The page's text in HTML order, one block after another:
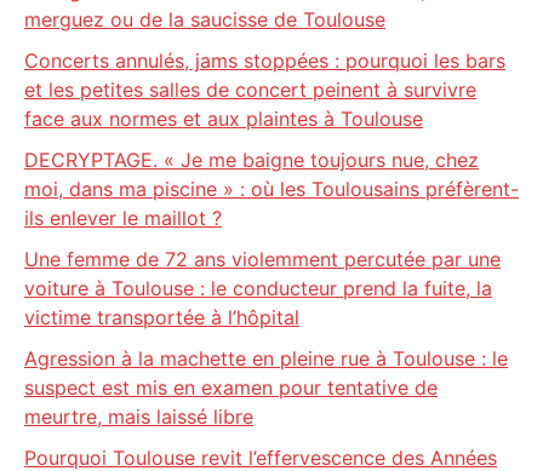
merguez ou de la saucisse de Toulouse
Concerts annulés, jams stoppées : pourquoi les bars
et les petites salles de concert peinent à survivre
face aux normes et aux plaintes à Toulouse
DECRYPTAGE. « Je me baigne toujours nue, chez
moi, dans ma piscine » : où les Toulousains préfèrent-
ils enlever le maillot ?
Une femme de 72 ans violemment percutée par une
voiture à Toulouse : le conducteur prend la fuite, la
victime transportée à l’hôpital
Agression à la machette en pleine rue à Toulouse : le
suspect est mis en examen pour tentative de
meurtre, mais laissé libre
Pourquoi Toulouse revit l’effervescence des Années